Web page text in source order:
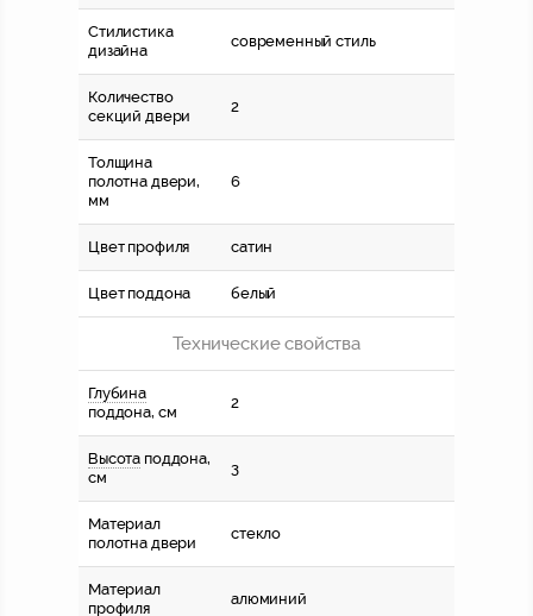
Стилистика
дизайна
современный стиль
Количество
секций двери
2
Толщина
полотна двери,
мм
6
Цвет профиля сатин
Цвет поддона белый
Технические свойства
Глубина
поддона, см
2
Высота поддона,
см
3
Материал
полотна двери
стекло
Материал
профиля
алюминий